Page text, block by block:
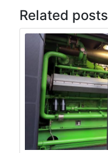
Related posts